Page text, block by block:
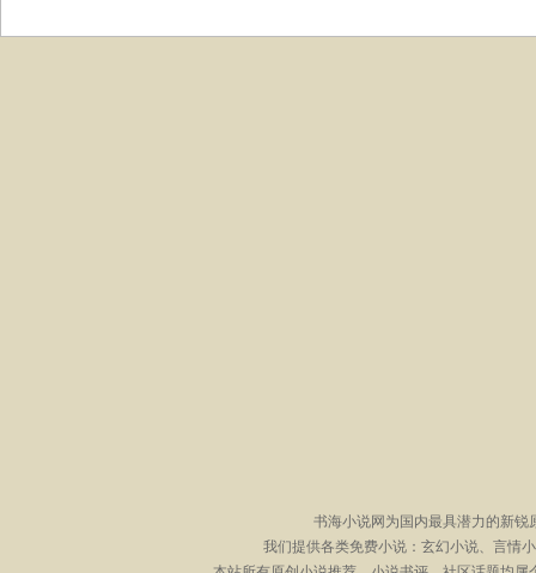
书海小说网为国内最具潜力的新
我们提供各类免费小说：玄幻小说、言情